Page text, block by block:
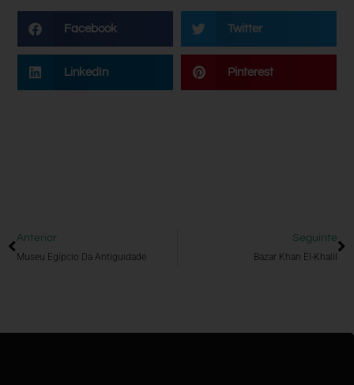
Facebook Twitter
LinkedIn Pinterest
Anterior
Museu Egípcio Da Antiguidade
Seguinte
Bazar Khan El-Khalil